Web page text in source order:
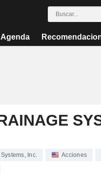
Agenda
Inc. Acciones